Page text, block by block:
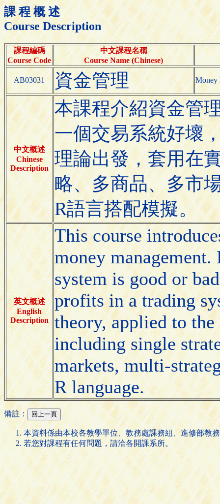
課 程 概 述
Course Description
課程編碼
Course Code
中文課程名稱
Course Name (Chinese)
AB03031 資金管理 Money
中文概述
Chinese
Description
本課程介紹資金管
一個交易系統好壞
理論出發，套用在
略、多商品、多市
R語言搭配模擬。
英文概述
English
Description
This course
money
system is good or
profits in a trading
theory, applied to
including single
markets, multi-
R language.
備註：
本資料係由本校各教學單位、教務處課務組、進修部教
若您對課程有任何問題，請洽各開課系所。